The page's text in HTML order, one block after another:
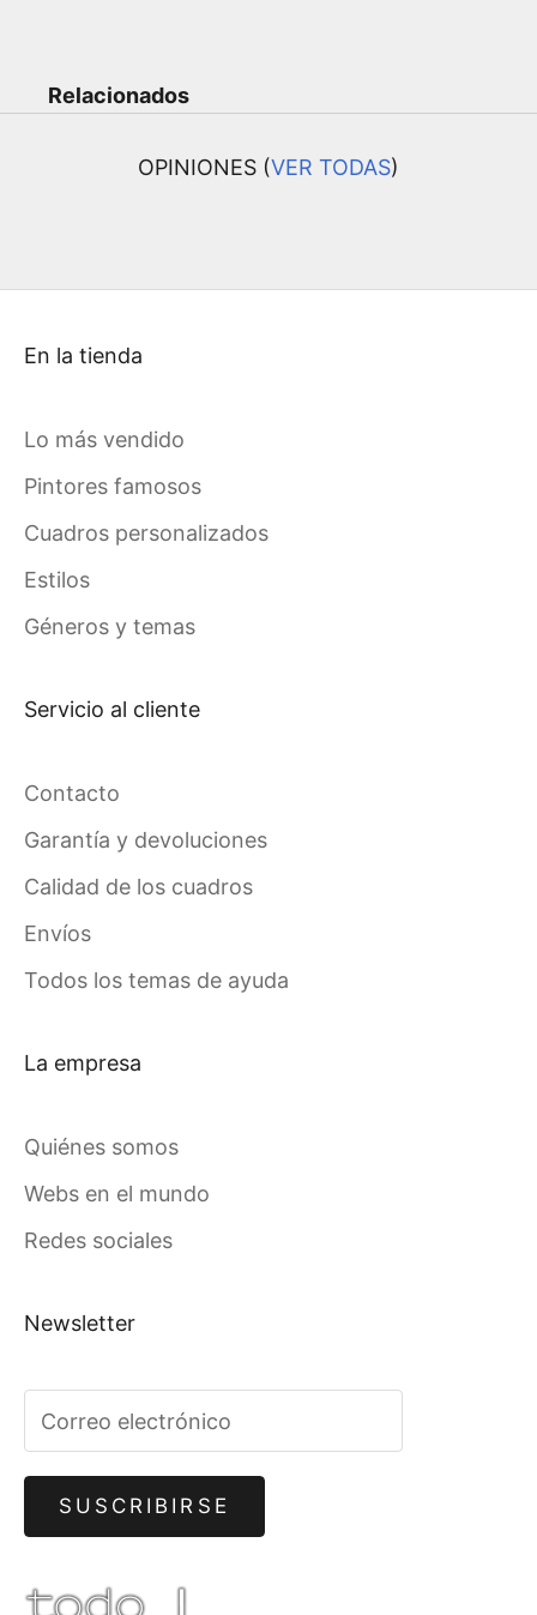
Relacionados
OPINIONES (VER TODAS)
En la tienda
Lo más vendido
Pintores famosos
Cuadros personalizados
Estilos
Géneros y temas
Servicio al cliente
Contacto
Garantía y devoluciones
Calidad de los cuadros
Envíos
Todos los temas de ayuda
La empresa
Quiénes somos
Webs en el mundo
Redes sociales
Newsletter
SUSCRIBIRSE